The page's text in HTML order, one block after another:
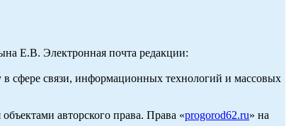
Е.В. Электронная почта редакции:
сфере связи, информационных технологий и массовых
авторского права. Права «progorod62.ru» на